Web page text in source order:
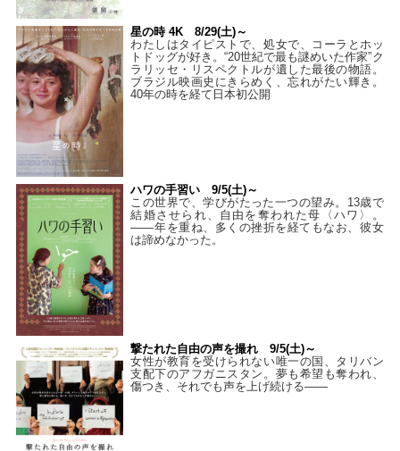
星の時 4K 8/29(土)～
わたしはタイピストで、処⼥で、コーラとホッ
トドッグが好き。“20世紀で最も謎めいた作家”ク
ラリッセ・リスペクトルが遺した最後の物語。
ブラジル映画史にきらめく、忘れがたい輝き。
40年の時を経て⽇本初公開
ハワの手習い 9/5(土)～
この世界で、学びがたった一つの望み。13歳で
結婚させられ、自由を奪われた母〈ハワ〉。
——年を重ね、多くの挫折を経てもなお、彼女
は諦めなかった。
撃たれた自由の声を撮れ 9/5(土)～
女性が教育を受けられない唯一の国、タリバン
支配下のアフガニスタン。夢も希望も奪われ、
傷つき、それでも声を上げ続ける——